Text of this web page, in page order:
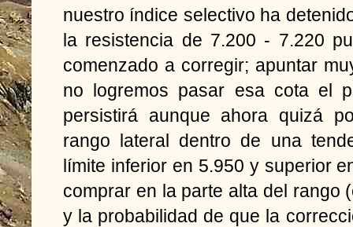
nuestro índice selectivo ha
la resistencia de 7.200 - 7.220
comenzado a corregir; apuntar
no logremos pasar esa cota el
persistirá aunque ahora quizá
rango lateral dentro de una
límite inferior en 5.950 y superior
comprar en la parte alta del rango
y la probabilidad de que la